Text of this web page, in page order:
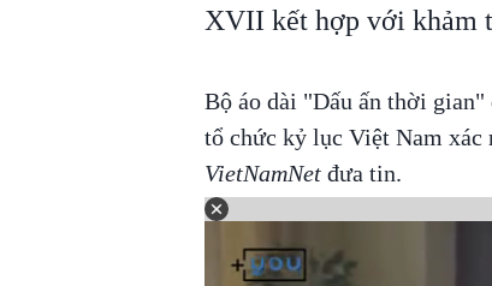
XVII kết hợp với khảm
Bộ áo dài "Dấu ấn thời
tổ chức kỷ lục Việt Nam xác
VietNamNetđưa tin.